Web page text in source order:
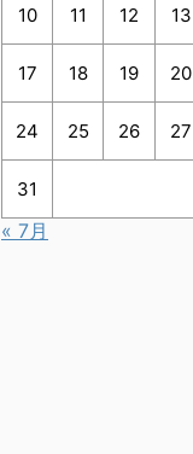
10 11 12 13
17 18 19 20
24 25 26 27
31
« 7月